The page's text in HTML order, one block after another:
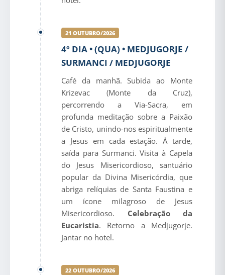
21 OUTUBRO/2026
4º DIA • (QUA) • MEDJUGORJE /
SURMANCI / MEDJUGORJE
Café da manhã. Subida ao Monte
Krizevac (Monte da Cruz),
percorrendo a Via-Sacra, em
profunda meditação sobre a Paixão
de Cristo, unindo-nos espiritualmente
a Jesus em cada estação. À tarde,
saída para Surmanci. Visita à Capela
do Jesus Misericordioso, santuário
popular da Divina Misericórdia, que
abriga relíquias de Santa Faustina e
um ícone milagroso de Jesus
Misericordioso. Celebração da
Eucaristia. Retorno a Medjugorje.
Jantar no hotel.
22 OUTUBRO/2026